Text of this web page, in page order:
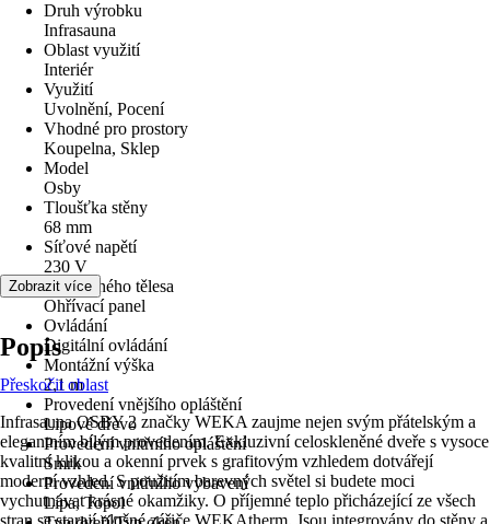
Druh výrobku
Infrasauna
Oblast využití
Interiér
Využití
Uvolnění, Pocení
Vhodné pro prostory
Koupelna, Sklep
Model
Osby
Tloušťka stěny
68 mm
Síťové napětí
230 V
Typ topného tělesa
Ohřívací panel
Ovládání
Digitální ovládání
Montážní výška
2,1 m
Provedení vnějšího opláštění
Lipové dřevo
Provedení vnitřního opláštění
Smrk
Provedení vnitřního vybavení
Lípa, Topol
Zobrazit více
Popis
Přeskočit oblast
Infrasauna OSBY 2 značky WEKA zaujme nejen svým přátelským a
elegantním bílým provedením. Exkluzivní celoskleněné dveře s vysoce
kvalitní klikou a okenní prvek s grafitovým vzhledem dotvářejí
moderní vzhled. S použitím barevných světel si budete moci
vychutnávat krásné okamžiky. O příjemné teplo přicházející ze všech
stran se starají plošné zářiče WEKAtherm. Jsou integrovány do stěny a